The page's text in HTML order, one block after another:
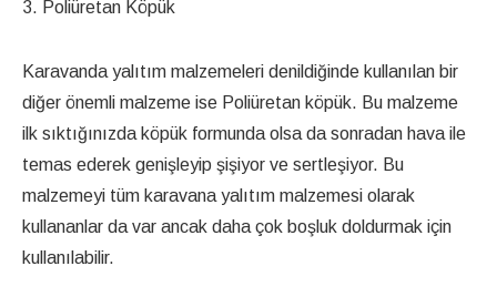
3. Poliüretan Köpük
Karavanda yalıtım malzemeleri denildiğinde kullanılan bir
diğer önemli malzeme ise Poliüretan köpük. Bu malzeme
ilk sıktığınızda köpük formunda olsa da sonradan hava ile
temas ederek genişleyip şişiyor ve sertleşiyor. Bu
malzemeyi tüm karavana yalıtım malzemesi olarak
kullananlar da var ancak daha çok boşluk doldurmak için
kullanılabilir.